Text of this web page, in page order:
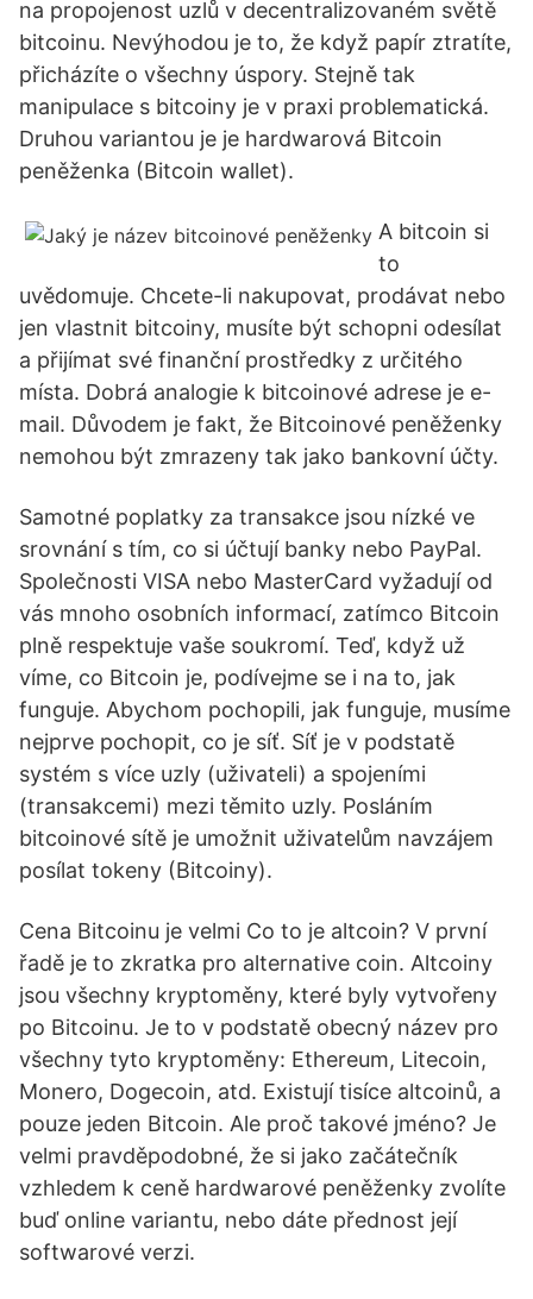
na propojenost uzlů v decentralizovaném světě
bitcoinu. Nevýhodou je to, že když papír ztratíte,
přicházíte o všechny úspory. Stejně tak
manipulace s bitcoiny je v praxi problematická.
Druhou variantou je je hardwarová Bitcoin
peněženka (Bitcoin wallet).
A bitcoin si
to
uvědomuje. Chcete-li nakupovat, prodávat nebo
jen vlastnit bitcoiny, musíte být schopni odesílat
a přijímat své finanční prostředky z určitého
místa. Dobrá analogie k bitcoinové adrese je e-
mail. Důvodem je fakt, že Bitcoinové peněženky
nemohou být zmrazeny tak jako bankovní účty.
Samotné poplatky za transakce jsou nízké ve
srovnání s tím, co si účtují banky nebo PayPal.
Společnosti VISA nebo MasterCard vyžadují od
vás mnoho osobních informací, zatímco Bitcoin
plně respektuje vaše soukromí. Teď, když už
víme, co Bitcoin je, podívejme se i na to, jak
funguje. Abychom pochopili, jak funguje, musíme
nejprve pochopit, co je síť. Síť je v podstatě
systém s více uzly (uživateli) a spojeními
(transakcemi) mezi těmito uzly. Posláním
bitcoinové sítě je umožnit uživatelům navzájem
posílat tokeny (Bitcoiny).
Cena Bitcoinu je velmi Co to je altcoin? V první
řadě je to zkratka pro alternative coin. Altcoiny
jsou všechny kryptoměny, které byly vytvořeny
po Bitcoinu. Je to v podstatě obecný název pro
všechny tyto kryptoměny: Ethereum, Litecoin,
Monero, Dogecoin, atd. Existují tisíce altcoinů, a
pouze jeden Bitcoin. Ale proč takové jméno? Je
velmi pravděpodobné, že si jako začátečník
vzhledem k ceně hardwarové peněženky zvolíte
buď online variantu, nebo dáte přednost její
softwarové verzi.